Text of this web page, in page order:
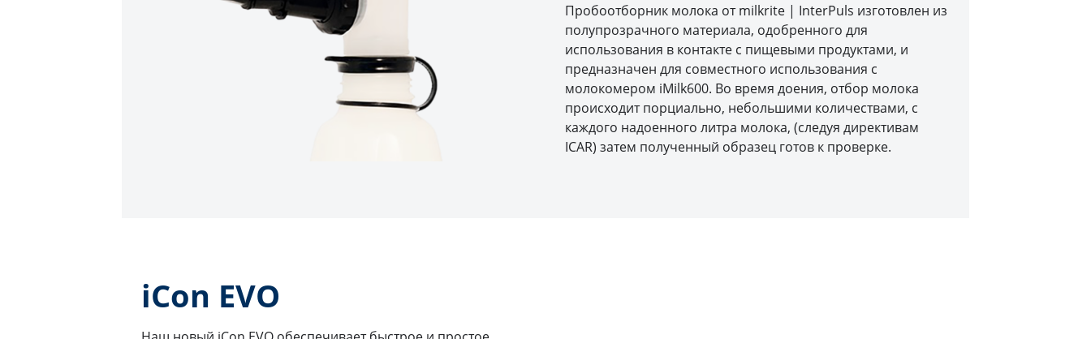
Пробоотборник молока от milkrite | InterPuls изготовлен из
полупрозрачного материала, одобренного для
использования в контакте с пищевыми продуктами, и
предназначен для совместного использования с
молокомером iMilk600. Во время доения, отбор молока
происходит порциально, небольшими количествами, с
каждого надоенного литра молока, (следуя директивам
ICAR) затем полученный образец готов к проверке.
iCon EVO